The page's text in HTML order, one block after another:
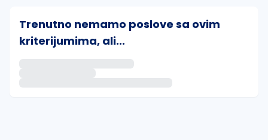
Trenutno nemamo poslove sa ovim
kriterijumima, ali...